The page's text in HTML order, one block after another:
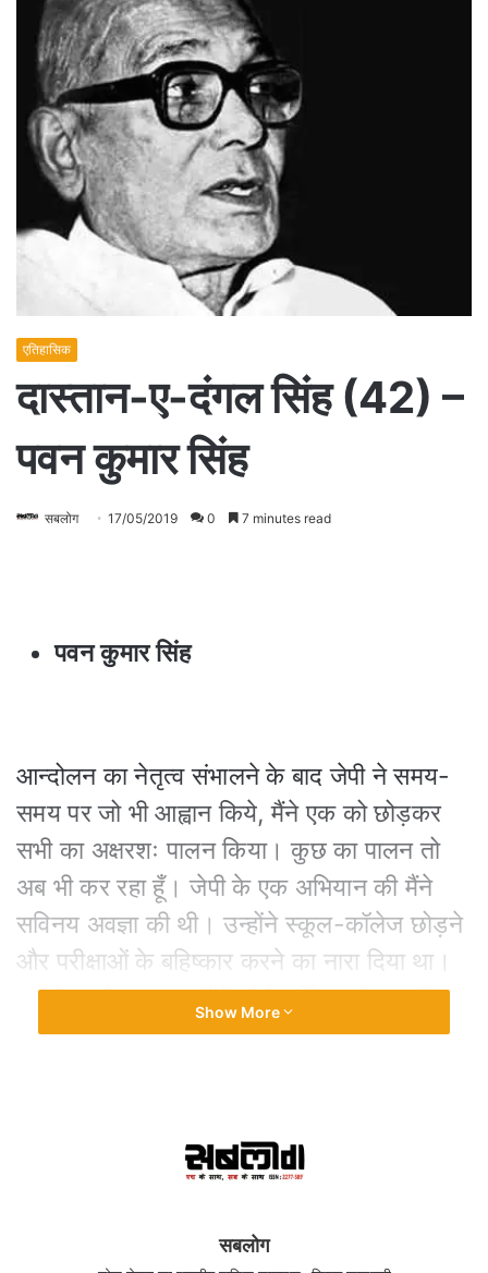
एतिहासिक
दास्तान-ए-दंगल सिंह (42) –
पवन कुमार सिंह
सबलोग 17/05/2019 0 7 minutes read
पवन कुमार सिंह
आन्दोलन का नेतृत्व संभालने के बाद जेपी ने समय-
समय पर जो भी आह्वान किये, मैंने एक को छोड़कर
सभी का अक्षरशः पालन किया। कुछ का पालन तो
अब भी कर रहा हूँ। जेपी के एक अभियान की मैंने
सविनय अवज्ञा की थी। उन्होंने स्कूल-कॉलेज छोड़ने
और परीक्षाओं के बहिष्कार करने का नारा दिया था।
आन्दोलन के दरम्यान मैंने कोई वार्षिक परीक्षा नहीं
छोड़ी और यदि कॉलेज खुला हो तो क्लास भी नहीं
की वापसी के बाद राजनीति से मोहभंग हो गया और मैं
Show More
सबलोग